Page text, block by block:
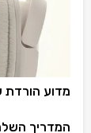
מדוע הורדת
המדריך